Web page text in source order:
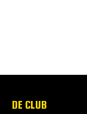
DE CLUB